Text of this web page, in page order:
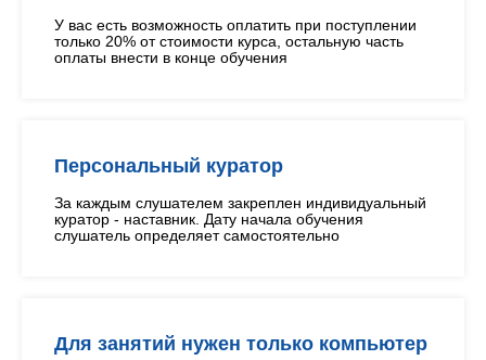
У вас есть возможность оплатить при поступлении
только 20% от стоимости курса, остальную часть
оплаты внести в конце обучения
Персональный куратор
За каждым слушателем закреплен индивидуальный
куратор - наставник. Дату начала обучения
слушатель определяет самостоятельно
Для занятий нужен только компьютер